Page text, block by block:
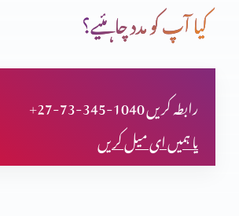
تجسم المسیح پر اعتراض
قیامت المسیح پر ایمان
کیا آپ کو مدد چاہئیے؟
+27-73-345-1040 رابطہ کریں
یا ہمیں ای میل کریں